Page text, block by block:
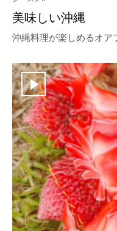
美味しい沖縄
沖縄料理が楽しめるオア